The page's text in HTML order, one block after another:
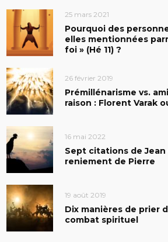
25 mars 2021
Pourquoi des
elles mentionnées
foi » (Hé 11) ?
26 février 2019
Prémillénarisme vs.
raison : Florent Varak
16 mai 2022
Sept citations de Jean
reniement de Pierre
19 août 2019
Dix manières de prier
combat spirituel